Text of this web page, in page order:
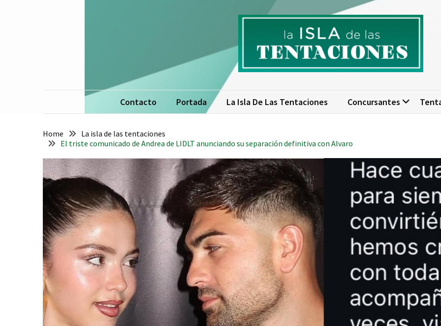
La isla de las tentaciones.
Descubre todo sobre La Isla de las Tentaciones 10:
Contacto Portada La Isla De Las Tentaciones Concursantes
Home
La isla de las tentaciones
El triste comunicado de Andrea de LIDLT anunciando su separación definitiva con Alvaro